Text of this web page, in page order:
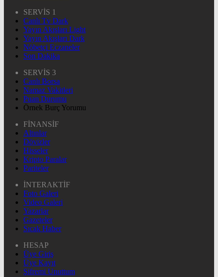
SERVİS 1
Canlı Tv Dark
Yayın Akışları Light
Yayın Akışları Dark
Nöbetçi Eczaneler
Son Dakika
SERVİS 3
Canlı Borsa
Namaz Vakitleri
Puan Durumu
Örnek Burç Yorumu
FİNANSİF
Altınlar
Dövizler
Hisseler
Kripto Paralar
Pariteler
İNTERAKTİF
Foto Galeri
Video Galeri
Yazarlar
Gazeteler
Sıcak Haber
HESAP
Üye Giriş
Üye Kayıt
Şifremi Unuttum